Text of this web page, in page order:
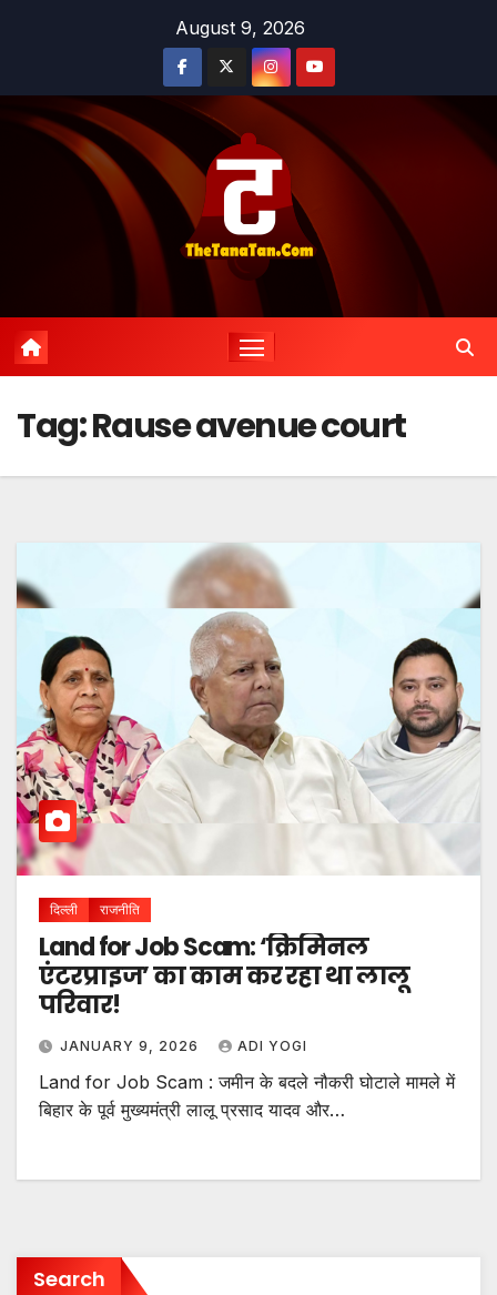
August 9, 2026
Tag:Rause avenue court
दिल्ली राजनीति
Land for Job Scam: ‘क्रिमिनल
एंटरप्राइज’ का काम कर रहा था लालू
परिवार!
JANUARY 9, 2026 ADI YOGI
Land for Job Scam : जमीन के बदले नौकरी घोटाले मामले में
बिहार के पूर्व मुख्यमंत्री लालू प्रसाद यादव और…
Search